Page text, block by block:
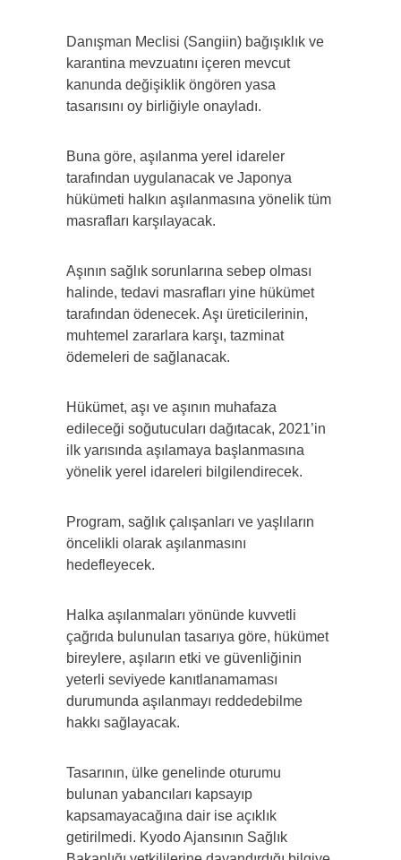
Danışman Meclisi (Sangiin) bağışıklık ve
karantina mevzuatını içeren mevcut
kanunda değişiklik öngören yasa
tasarısını oy birliğiyle onayladı.
Buna göre, aşılanma yerel idareler
tarafından uygulanacak ve Japonya
hükümeti halkın aşılanmasına yönelik tüm
masrafları karşılayacak.
Aşının sağlık sorunlarına sebep olması
halinde, tedavi masrafları yine hükümet
tarafından ödenecek. Aşı üreticilerinin,
muhtemel zararlara karşı, tazminat
ödemeleri de sağlanacak.
Hükümet, aşı ve aşının muhafaza
edileceği soğutucuları dağıtacak, 2021’in
ilk yarısında aşılamaya başlanmasına
yönelik yerel idareleri bilgilendirecek.
Program, sağlık çalışanları ve yaşlıların
öncelikli olarak aşılanmasını
hedefleyecek.
Halka aşılanmaları yönünde kuvvetli
çağrıda bulunulan tasarıya göre, hükümet
bireylere, aşıların etki ve güvenliğinin
yeterli seviyede kanıtlanamaması
durumunda aşılanmayı reddedebilme
hakkı sağlayacak.
Tasarının, ülke genelinde oturumu
bulunan yabancıları kapsayıp
kapsamayacağına dair ise açıklık
getirilmedi. Kyodo Ajansının Sağlık